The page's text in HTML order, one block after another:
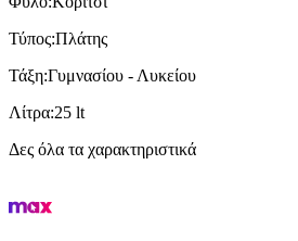
Τύπος:Πλάτης
Τάξη:Γυμνασίου - Λυκείου
Λίτρα:25 lt
Δες όλα τα χαρακτηριστικά